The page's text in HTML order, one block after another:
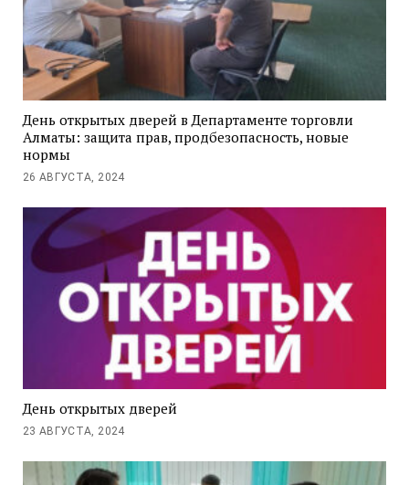
День открытых дверей в Департаменте торговли
Алматы: защита прав, продбезопасность, новые
нормы
26 АВГУСТА, 2024
День открытых дверей
23 АВГУСТА, 2024